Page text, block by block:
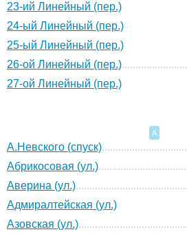
23-ий Линейный (пер.)
24-ый Линейный (пер.)
25-ый Линейный (пер.)
26-ой Линейный (пер.)
27-ой Линейный (пер.)
А
А.Невского (спуск)
Абрикосовая (ул.)
Аверина (ул.)
Адмиралтейская (ул.)
Азовская (ул.)